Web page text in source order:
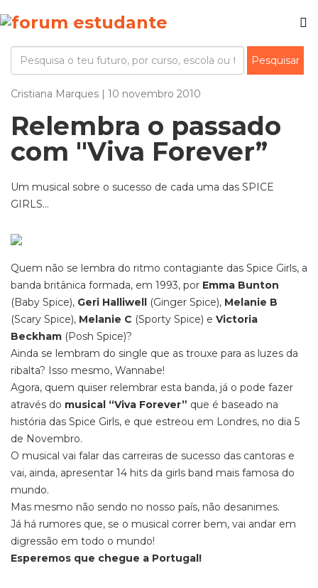
Cristiana Marques | 10 novembro 2010
Relembra o passado
com "Viva Forever”
Um musical sobre o sucesso de cada uma das SPICE
GIRLS...
Quem não se lembra do ritmo contagiante das Spice Girls, a
banda britânica formada, em 1993, por Emma Bunton
(Baby Spice), Geri Halliwell (Ginger Spice), Melanie B
(Scary Spice), Melanie C (Sporty Spice) e Victoria
Beckham (Posh Spice)?
Ainda se lembram do single que as trouxe para as luzes da
ribalta? Isso mesmo, Wannabe!
Agora, quem quiser relembrar esta banda, já o pode fazer
através do musical “Viva Forever” que é baseado na
história das Spice Girls, e que estreou em Londres, no dia 5
de Novembro.
O musical vai falar das carreiras de sucesso das cantoras e
vai, ainda, apresentar 14 hits da girls band mais famosa do
mundo.
Mas mesmo não sendo no nosso país, não desanimes.
Já há rumores que, se o musical correr bem, vai andar em
digressão em todo o mundo!
Esperemos que chegue a Portugal!